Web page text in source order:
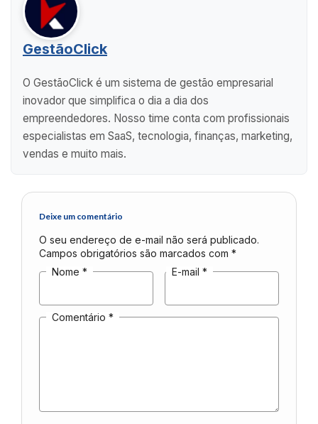
GestãoClick
O GestãoClick é um sistema de gestão empresarial
inovador que simplifica o dia a dia dos
empreendedores. Nosso time conta com profissionais
especialistas em SaaS, tecnologia, finanças, marketing,
vendas e muito mais.
Deixe um comentário
O seu endereço de e-mail não será publicado.
Campos obrigatórios são marcados com *
Nome * E-mail *
Comentário *